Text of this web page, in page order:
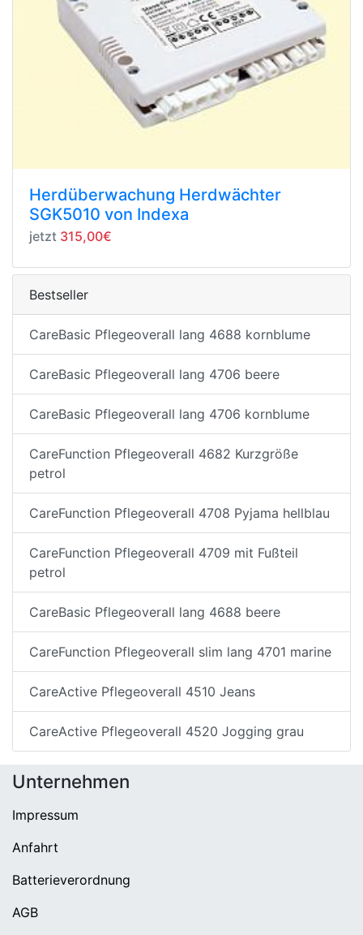
Herdüberwachung Herdwächter
SGK5010 von Indexa
jetzt 315,00€
Bestseller
CareBasic Pflegeoverall lang 4688 kornblume
CareBasic Pflegeoverall lang 4706 beere
CareBasic Pflegeoverall lang 4706 kornblume
CareFunction Pflegeoverall 4682 Kurzgröße
petrol
CareFunction Pflegeoverall 4708 Pyjama hellblau
CareFunction Pflegeoverall 4709 mit Fußteil
petrol
CareBasic Pflegeoverall lang 4688 beere
CareFunction Pflegeoverall slim lang 4701 marine
CareActive Pflegeoverall 4510 Jeans
CareActive Pflegeoverall 4520 Jogging grau
Unternehmen
Impressum
Anfahrt
Batterieverordnung
AGB